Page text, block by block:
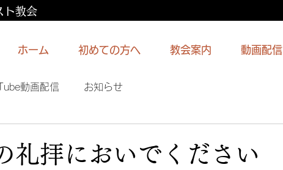
ト教会
ホーム 初めての方へ 教会案内 動画配信
動画配信 お知らせ
礼拝においでください